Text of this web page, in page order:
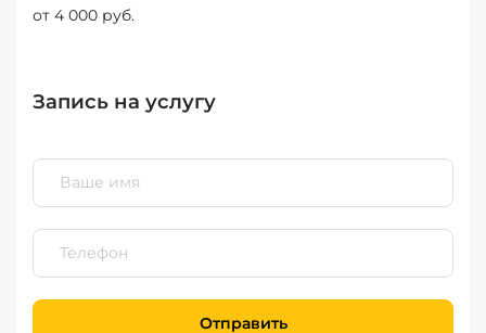
от 4 000 руб.
Запись на услугу
Отправить